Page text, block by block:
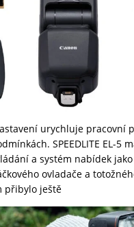
urychluje pracovní
SPEEDLITE EL-5
a systém nabídek jako
ovladače a
přibylo ještě